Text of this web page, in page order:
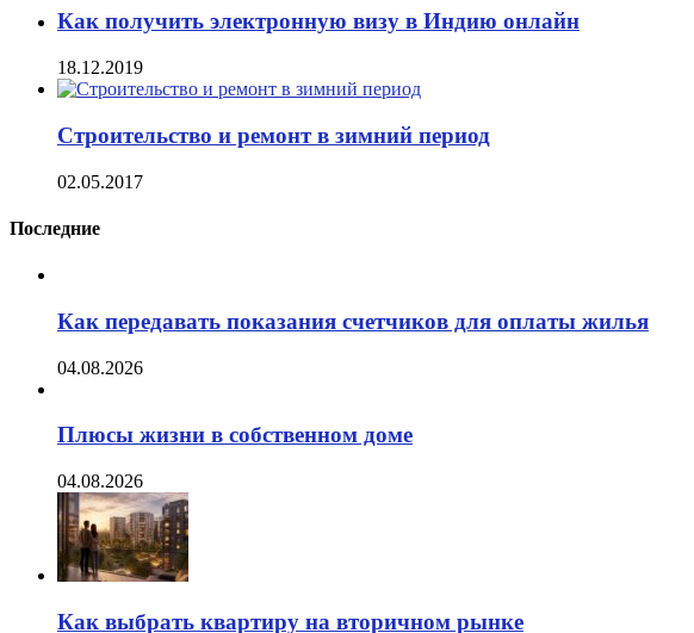
Как получить электронную визу в Индию онлайн
18.12.2019
Строительство и ремонт в зимний период
02.05.2017
Последние
Как передавать показания счетчиков для оплаты жилья
04.08.2026
Плюсы жизни в собственном доме
04.08.2026
Как выбрать квартиру на вторичном рынке